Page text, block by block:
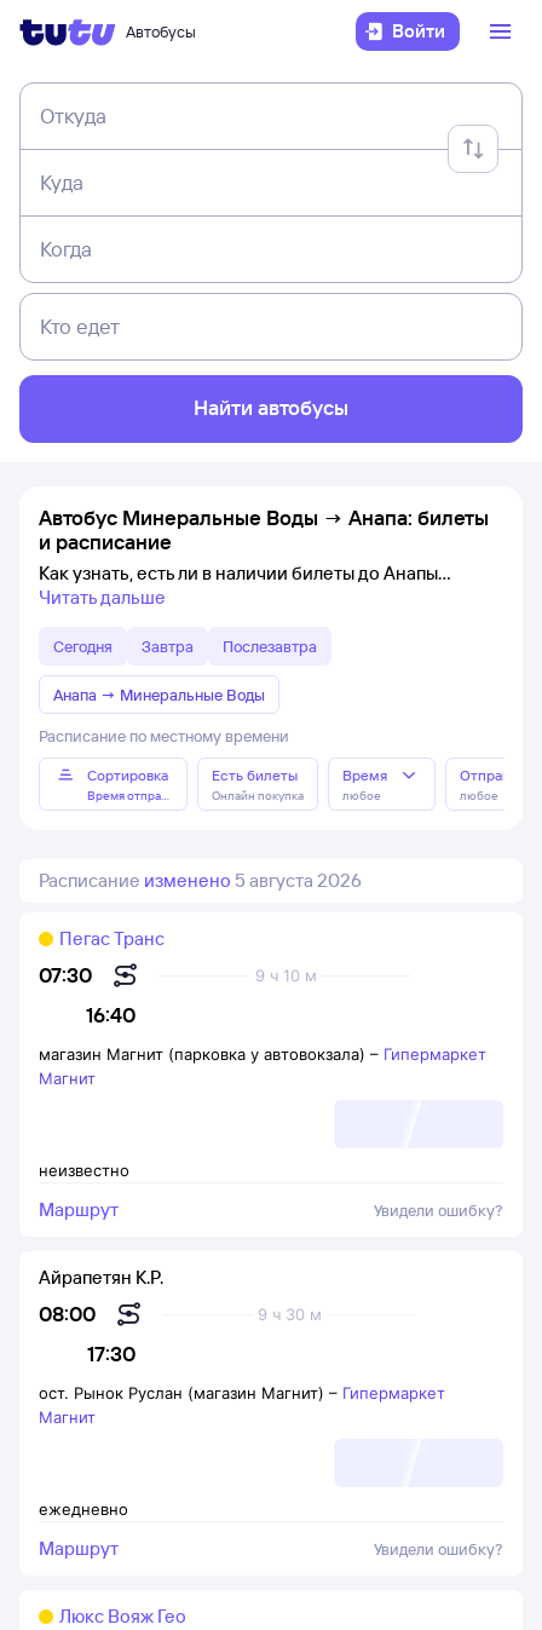
Автобусы Войти
Откуда
Куда
Когда
Кто едет
Найти автобусы
Автобус Минеральные Воды → Анапа: билеты
и расписание
Как узнать, есть ли в наличии билеты до Анапы
Читать дальше
Сегодня Завтра Послезавтра
Анапа → Минеральные Воды
Расписание по местному времени
Сортировка
Время отправления
Есть билеты
Онлайн покупка
Время
любое любое
Расписание изменено 5 августа 2026
07:30
16:40
9 ч 10 м
Пегас Транс
неизвестно
магазин Магнит (парковка у автовокзала) – Гипермаркет
Магнит
Маршрут Увидели ошибку?
08:00
17:30
9 ч 30 м
Айрапетян К.Р.
ежедневно
ост. Рынок Руслан (магазин Магнит) – Гипермаркет
Магнит
Маршрут Увидели ошибку?
Люкс Вояж Гео